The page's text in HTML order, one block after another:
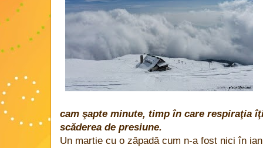
cam şapte minute, timp în care respiraţia
scăderea de presiune.
Un martie cu o zăpadă cum n-a fost nici în